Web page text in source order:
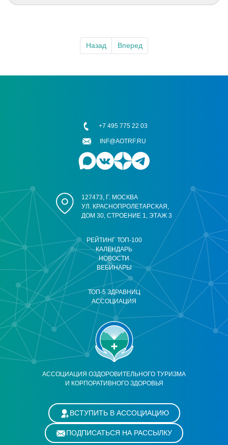
Назад Вперед
АССОЦИАЦИЯ ОЗДОРОВИТЕЛЬНОГО ТУРИЗМА
И КОРПОРАТИВНОГО ЗДОРОВЬЯ
РЕЙТИНГ ТОП-100
КАЛЕНДАРЬ
НОВОСТИ
ВЕБИНАРЫ
ТОП-5 ЗДРАВНИЦ
АССОЦИАЦИЯ
127473, Г. МОСКВА
УЛ. КРАСНОПРОЛЕТАРСКАЯ,
ДОМ 30, СТРОЕНИЕ 1, ЭТАЖ 3
+7 495 775 22 03
INF@AOTRF.RU
ВСТУПИТЬ В АССОЦИАЦИЮ
ПОДПИСАТЬСЯ НА РАССЫЛКУ